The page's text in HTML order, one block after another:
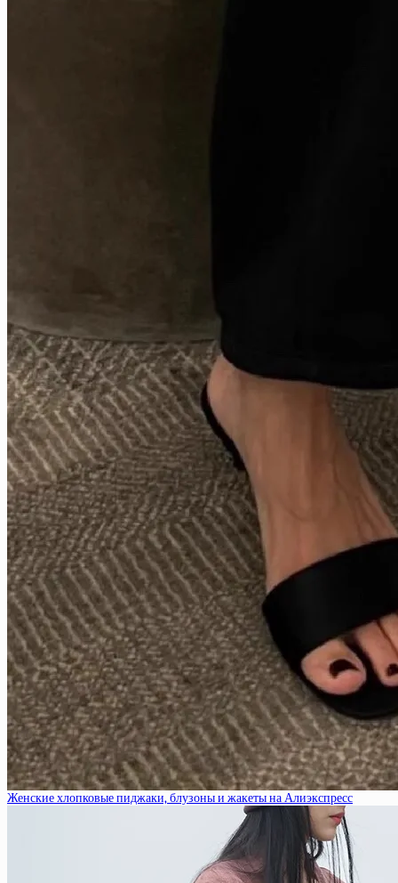
Женские хлопковые пиджаки, блузоны и жакеты на Алиэкспресс